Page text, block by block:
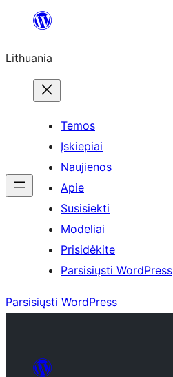
turinio
Lithuania
Temos
Įskiepiai
Naujienos
Apie
Susisiekti
Modeliai
Prisidėkite
Parsisiųsti WordPress
Parsisiųsti WordPress